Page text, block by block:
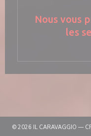
Nous vous
les
© 2026 IL CARAVAGGIO —